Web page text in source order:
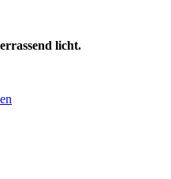
licht.